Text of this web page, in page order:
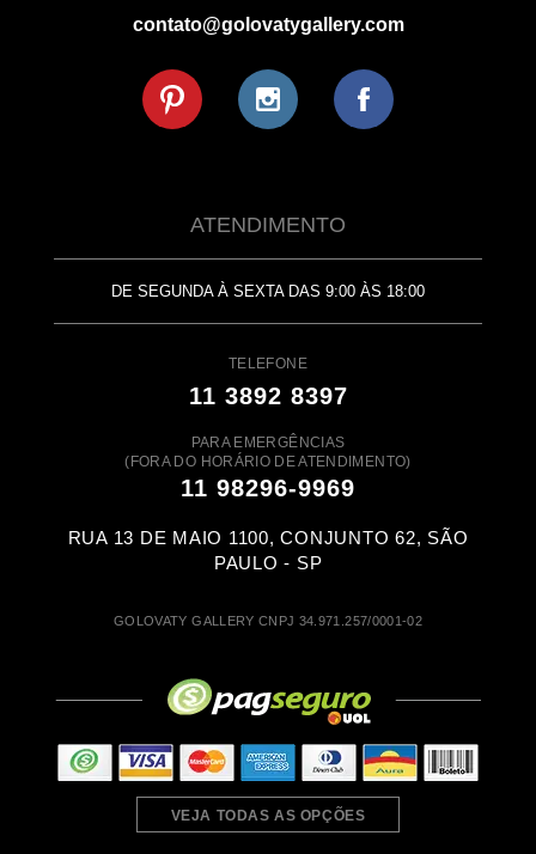
contato@golovatygallery.com
ATENDIMENTO
DE SEGUNDA À SEXTA DAS 9:00 ÀS 18:00
TELEFONE
11 3892 8397
PARA EMERGÊNCIAS
(FORA DO HORÁRIO DE ATENDIMENTO)
11 98296-9969
RUA 13 DE MAIO 1100, CONJUNTO 62, SÃO
PAULO - SP
GOLOVATY GALLERY CNPJ 34.971.257/0001-02
VEJA TODAS AS OPÇÕES